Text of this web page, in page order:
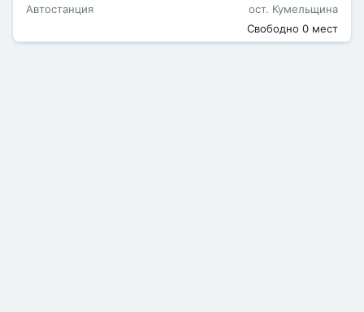
Автостанция
ост. Кумельщина
Свободно 0 мест